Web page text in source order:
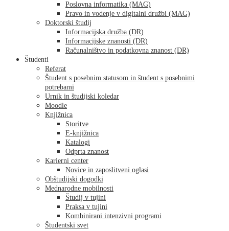
Poslovna informatika (MAG)
Pravo in vodenje v digitalni družbi (MAG)
Doktorski študij
Informacijska družba (DR)
Informacijske znanosti (DR)
Računalništvo in podatkovna znanost (DR)
Študenti
Referat
Študent s posebnim statusom in študent s posebnimi
potrebami
Urnik in študijski koledar
Moodle
Knjižnica
Storitve
E-knjižnica
Katalogi
Odprta znanost
Karierni center
Novice in zaposlitveni oglasi
Obštudijski dogodki
Mednarodne mobilnosti
Študij v tujini
Praksa v tujini
Kombinirani intenzivni programi
Študentski svet